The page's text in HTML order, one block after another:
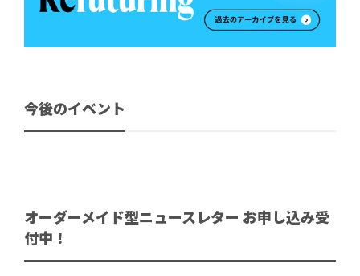
今後のイベント
オーダーメイド型ニュースレター お申し込み受
付中！